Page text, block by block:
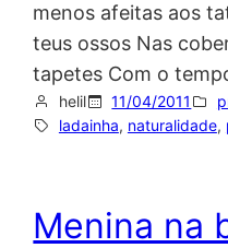
menos afeitas aos
teus ossos Nas
tapetes Com o
helil 11/04/2011
ladainha, naturalidade,
Menina na